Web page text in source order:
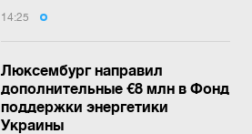
14:25
Люксембург направил
дополнительные €8 млн в Фонд
поддержки энергетики
Украины